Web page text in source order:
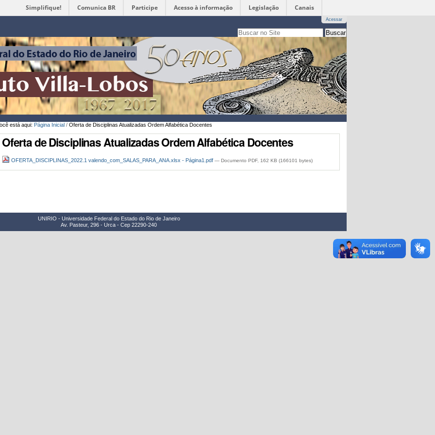
Simplifique! Comunica BR Participe Acesso à informação Legislação Canais
Acessar
Busca
apenas nesta seção
Busca
Avançada…
está aqui: Página Inicial / Oferta de Disciplinas Atualizadas Ordem Alfabética Docentes
Oferta de Disciplinas Atualizadas Ordem Alfabética Docentes
OFERTA_DISCIPLINAS_2022.1 valendo_com_SALAS_PARA_ANA.xlsx - Página1.pdf — Documento PDF, 162 KB (166101 bytes)
UNIRIO - Universidade Federal do Estado do Rio de Janeiro
Av. Pasteur, 296 - Urca - Cep 22290-240